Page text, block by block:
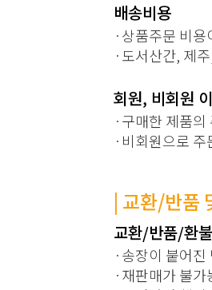
배송비용
·상품주문 비
·도서산간, 제
회원, 비회원
·구매한 제품
· 비회원으로
| 교환/반품
교환/반품/환
·송장이 붙어
·재판매가 불